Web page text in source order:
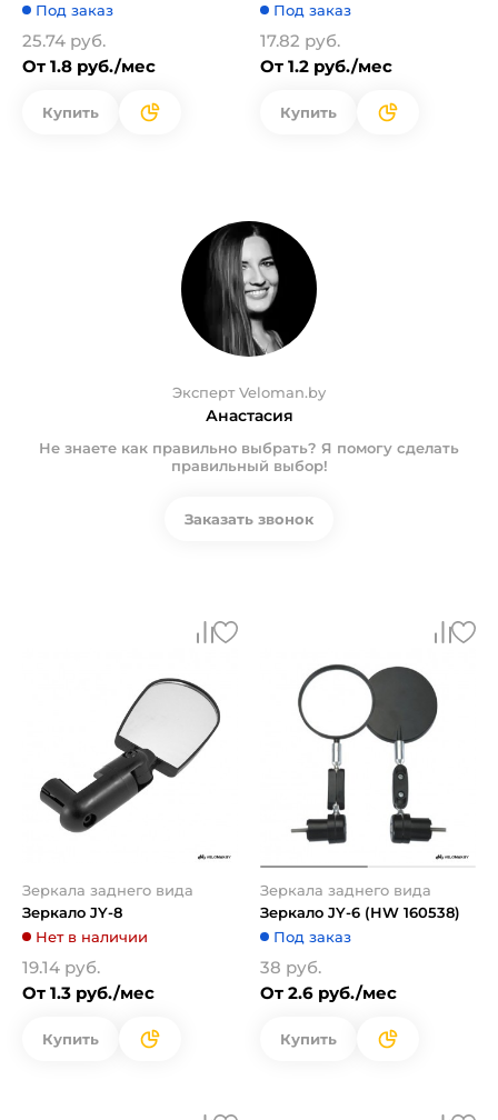
Под заказ
25.74 руб.
От 1.8 руб./мес
Купить
Под заказ
17.82 руб.
От 1.2 руб./мес
Купить
Эксперт Veloman.by
Анастасия
Не знаете как правильно выбрать? Я помогу сделать
правильный выбор!
Заказать звонок
Зеркала заднего вида
Зеркало JY-8
Нет в наличии
19.14 руб.
От 1.3 руб./мес
Купить
Зеркала заднего вида
Зеркало JY-6 (HW 160538)
Под заказ
38 руб.
От 2.6 руб./мес
Купить